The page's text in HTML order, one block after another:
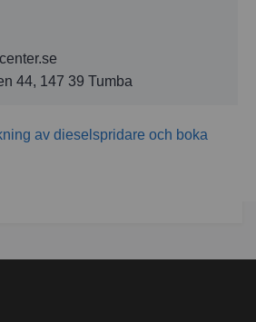
44, 147 39 Tumba
av dieselspridare och boka